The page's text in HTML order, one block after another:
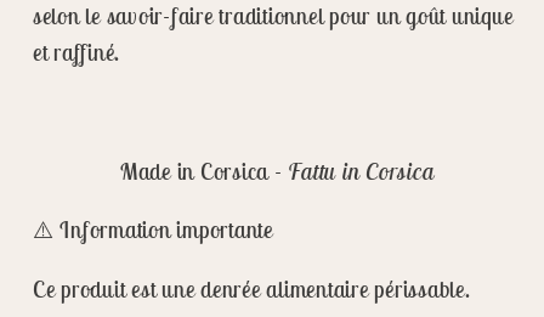
selon le savoir-faire traditionnel pour un goût unique
et raffiné.
Made in Corsica - Fattu in Corsica
⚠️Information importante
Ce produit est unedenrée alimentaire périssable.